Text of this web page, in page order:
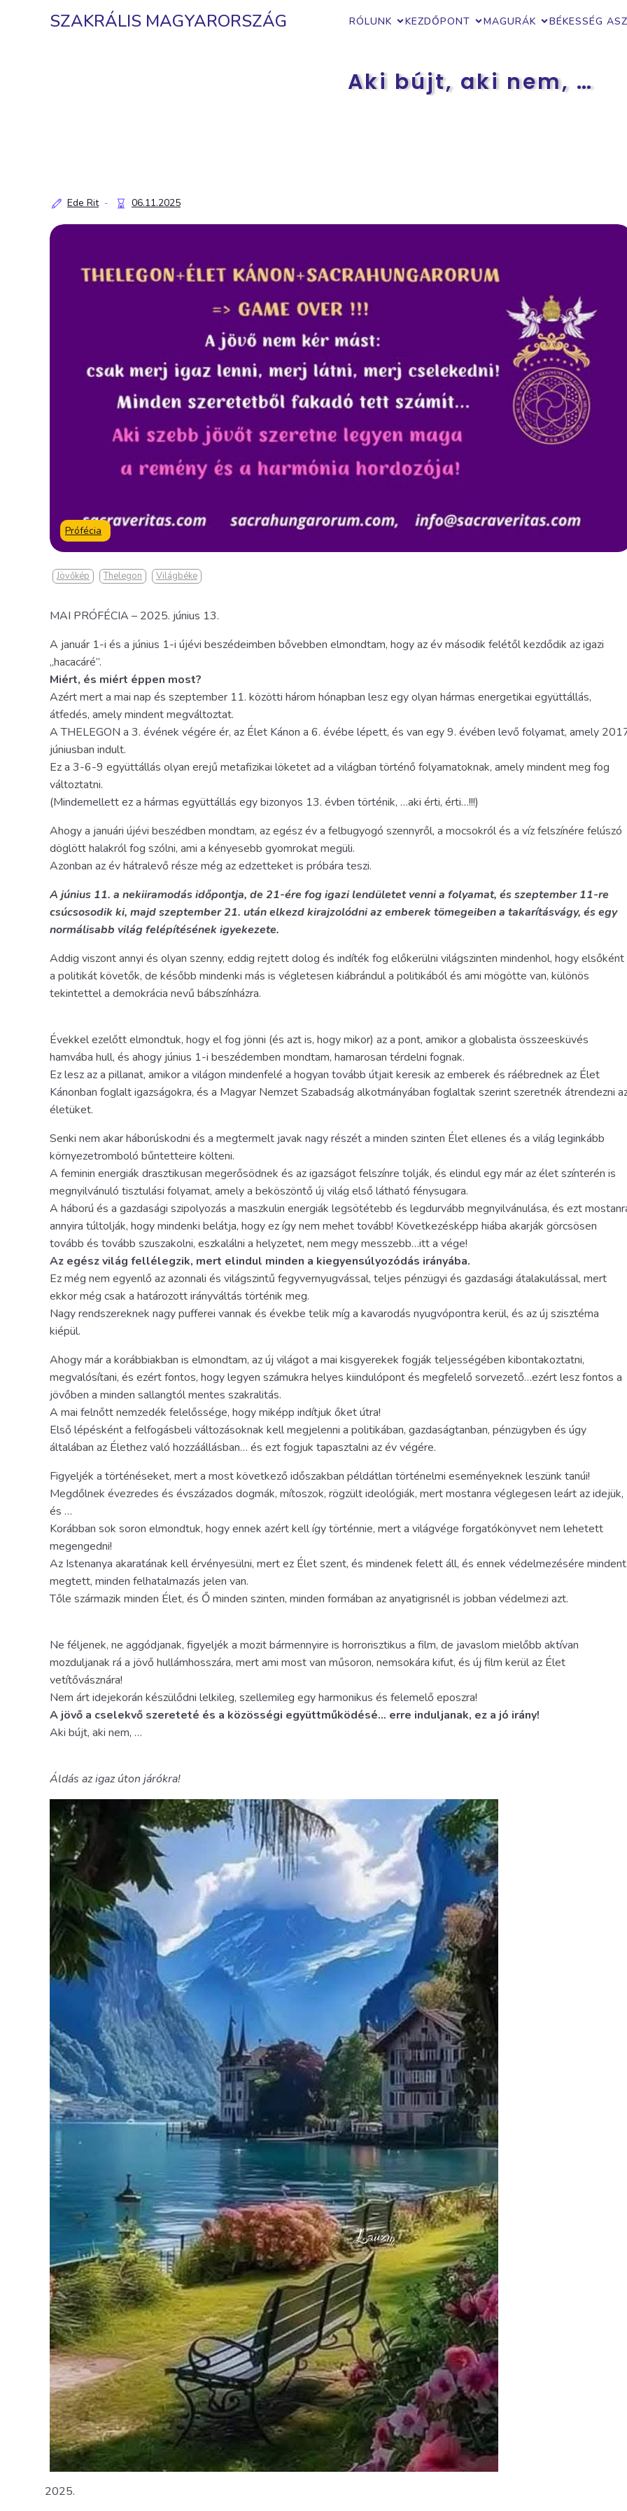
SZAKRÁLIS MAGYARORSZÁG RÓLUNK KEZDŐPONT MAGURÁK BÉKESSÉG
Aki bújt, aki nem, …
Ede Rit - 06.11.2025
Prófécia
Jövőkép Thelegon Világbéke
MAI PRÓFÉCIA – 2025. június 13.
A január 1-i és a június 1-i újévi beszédeimben bővebben elmondtam, hogy az év második felétől kezdődik az igazi
„hacacáré”.
Miért, és miért éppen most?
Azért mert a mai nap és szeptember 11. közötti három hónapban lesz egy olyan hármas energetikai együttállás,
átfedés, amely mindent megváltoztat.
A THELEGON a 3. évének végére ér, az Élet Kánon a 6. évébe lépett, és van egy 9. évében levő folyamat, amely
júniusban indult.
Ez a 3-6-9 együttállás olyan erejű metafizikai löketet ad a világban történő folyamatoknak, amely mindent meg fog
változtatni.
(Mindemellett ez a hármas együttállás egy bizonyos 13. évben történik, …aki érti, érti…!!!)
Ahogy a januári újévi beszédben mondtam, az egész év a felbugyogó szennyről, a mocsokról és a víz felszínére felúszó
döglött halakról fog szólni, ami a kényesebb gyomrokat megüli.
Azonban az év hátralevő része még az edzetteket is próbára teszi.
A június 11. a nekiiramodás időpontja, de 21-ére fog igazi lendületet venni a folyamat, és szeptember 11-re
csúcsosodik ki, majd szeptember 21. után elkezd kirajzolódni az emberek tömegeiben a takarításvágy, és egy
normálisabb világ felépítésének igyekezete.
Addig viszont annyi és olyan szenny, eddig rejtett dolog és indíték fog előkerülni világszinten mindenhol, hogy elsőként
a politikát követők, de később mindenki más is végletesen kiábrándul a politikából és ami mögötte van, különös
tekintettel a demokrácia nevű bábszínházra.
Évekkel ezelőtt elmondtuk, hogy el fog jönni (és azt is, hogy mikor) az a pont, amikor a globalista összeesküvés
hamvába hull, és ahogy június 1-i beszédemben mondtam, hamarosan térdelni fognak.
Ez lesz az a pillanat, amikor a világon mindenfelé a hogyan tovább útjait keresik az emberek és ráébrednek az Élet
Kánonban foglalt igazságokra, és a Magyar Nemzet Szabadság alkotmányában foglaltak szerint szeretnék átrendezni
életüket.
Senki nem akar háborúskodni és a megtermelt javak nagy részét a minden szinten Élet ellenes és a világ leginkább
környezetromboló bűntetteire költeni.
A feminin energiák drasztikusan megerősödnek és az igazságot felszínre tolják, és elindul egy már az élet színterén is
megnyilvánuló tisztulási folyamat, amely a beköszöntő új világ első látható fénysugara.
A háború és a gazdasági szipolyozás a maszkulin energiák legsötétebb és legdurvább megnyilvánulása, és ezt
annyira túltolják, hogy mindenki belátja, hogy ez így nem mehet tovább! Következésképp hiába akarják görcsösen
tovább és tovább szuszakolni, eszkalálni a helyzetet, nem megy messzebb…itt a vége!
Az egész világ fellélegzik, mert elindul minden a kiegyensúlyozódás irányába.
Ez még nem egyenlő az azonnali és világszintű fegyvernyugvással, teljes pénzügyi és gazdasági átalakulással, mert
ekkor még csak a határozott irányváltás történik meg.
Nagy rendszereknek nagy pufferei vannak és évekbe telik míg a kavarodás nyugvópontra kerül, és az új szisztéma
kiépül.
Ahogy már a korábbiakban is elmondtam, az új világot a mai kisgyerekek fogják teljességében kibontakoztatni,
megvalósítani, és ezért fontos, hogy legyen számukra helyes kiindulópont és megfelelő sorvezető…ezért lesz fontos a
jövőben a minden sallangtól mentes szakralitás.
A mai felnőtt nemzedék felelőssége, hogy miképp indítjuk őket útra!
Első lépésként a felfogásbeli változásoknak kell megjelenni a politikában, gazdaságtanban, pénzügyben és úgy
általában az Élethez való hozzáállásban… és ezt fogjuk tapasztalni az év végére.
Figyeljék a történéseket, mert a most következő időszakban példátlan történelmi eseményeknek leszünk tanúi!
Megdőlnek évezredes és évszázados dogmák, mítoszok, rögzült ideológiák, mert mostanra véglegesen leárt az idejük,
és …
Korábban sok soron elmondtuk, hogy ennek azért kell így történnie, mert a világvége forgatókönyvet nem lehetett
megengedni!
Az Istenanya akaratának kell érvényesülni, mert ez Élet szent, és mindenek felett áll, és ennek védelmezésére mindent
megtett, minden felhatalmazás jelen van.
Tőle származik minden Élet, és Ő minden szinten, minden formában az anyatigrisnél is jobban védelmezi azt.
Ne féljenek, ne aggódjanak, figyeljék a mozit bármennyire is horrorisztikus a film, de javaslom mielőbb aktívan
mozduljanak rá a jövő hullámhosszára, mert ami most van műsoron, nemsokára kifut, és új film kerül az Élet
vetítővásznára!
Nem árt idejekorán készülődni lelkileg, szellemileg egy harmonikus és felemelő eposzra!
A jövő a cselekvő szereteté és a közösségi együttműködésé… erre induljanak, ez a jó irány!
Aki bújt, aki nem, …
Áldás az igaz úton járókra!